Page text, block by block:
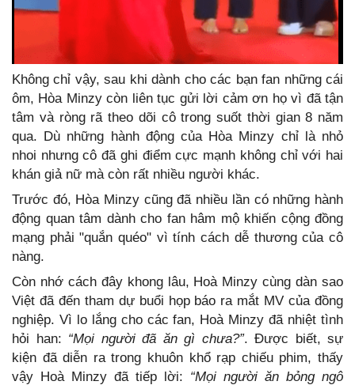
Không chỉ vậy, sau khi dành cho các bạn fan những cái
ôm, Hòa Minzy còn liên tục gửi lời cảm ơn họ vì đã tận
tâm và ròng rã theo dõi cô trong suốt thời gian 8 năm
qua. Dù những hành động của Hòa Minzy chỉ là nhỏ
nhoi nhưng cô đã ghi điểm cực mạnh không chỉ với hai
khán giả nữ mà còn rất nhiều người khác.
Trước đó, Hòa Minzy cũng đã nhiều lần có những hành
động quan tâm dành cho fan hâm mộ khiến cộng đồng
mạng phải "quắn quéo" vì tính cách dễ thương của cô
nàng.
Còn nhớ cách đây khong lâu, Hoà Minzy cùng dàn sao
Việt đã đến tham dự buổi họp báo ra mắt MV của đồng
nghiệp. Vì lo lắng cho các fan, Hoà Minzy đã nhiệt tình
hỏi han: “Mọi người đã ăn gì chưa?”. Được biết, sự
kiện đã diễn ra trong khuôn khổ rạp chiếu phim, thấy
vậy Hoà Minzy đã tiếp lời: “Mọi người ăn bỏng ngô